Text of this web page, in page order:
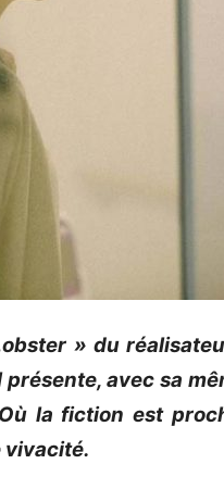
» du
avec sa
Où la fiction est
vivacité.